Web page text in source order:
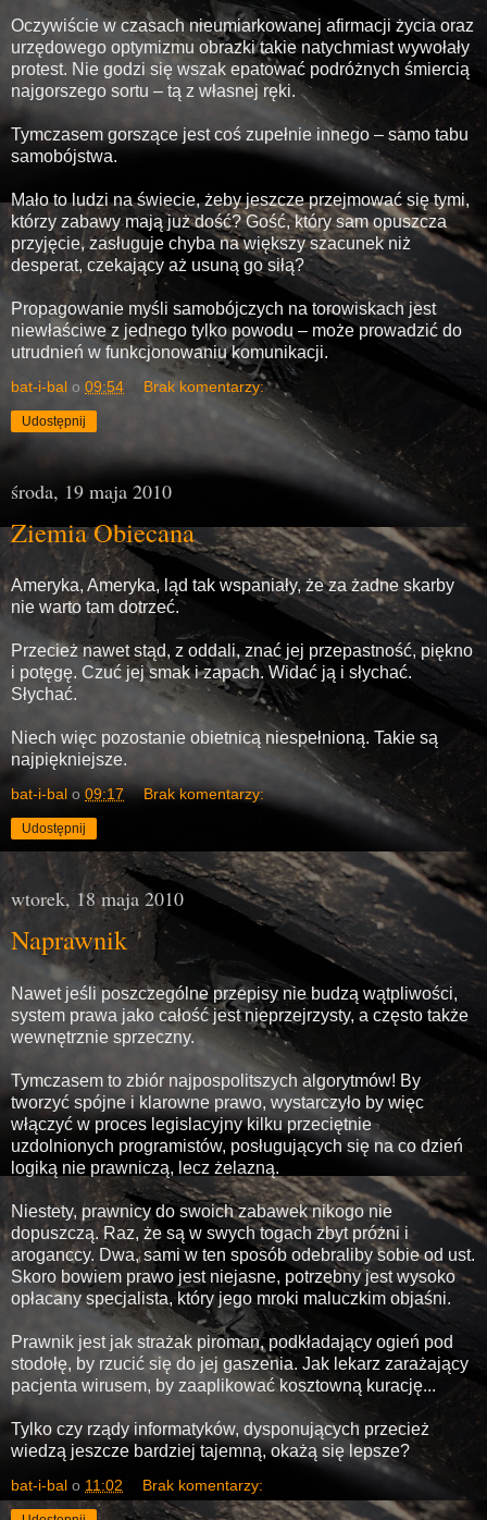
Oczywiście w czasach nieumiarkowanej afirmacji życia oraz
urzędowego optymizmu obrazki takie natychmiast wywołały
protest. Nie godzi się wszak epatować podróżnych śmiercią
najgorszego sortu – tą z własnej ręki.
Tymczasem gorszące jest coś zupełnie innego – samo tabu
samobójstwa.
Mało to ludzi na świecie, żeby jeszcze przejmować się tymi,
którzy zabawy mają już dość? Gość, który sam opuszcza
przyjęcie, zasługuje chyba na większy szacunek niż
desperat, czekający aż usuną go siłą?
Propagowanie myśli samobójczych na torowiskach jest
niewłaściwe z jednego tylko powodu – może prowadzić do
utrudnień w funkcjonowaniu komunikacji.
bat-i-bal o 09:54 Brak komentarzy:
Udostępnij
środa, 19 maja 2010
Ziemia Obiecana
Ameryka, Ameryka, ląd tak wspaniały, że za żadne skarby
nie warto tam dotrzeć.
Przecież nawet stąd, z oddali, znać jej przepastność, piękno
i potęgę. Czuć jej smak i zapach. Widać ją i słychać.
Słychać.
Niech więc pozostanie obietnicą niespełnioną. Takie są
najpiękniejsze.
bat-i-bal o 09:17 Brak komentarzy:
Udostępnij
wtorek, 18 maja 2010
Naprawnik
Nawet jeśli poszczególne przepisy nie budzą wątpliwości,
system prawa jako całość jest nieprzejrzysty, a często także
wewnętrznie sprzeczny.
Tymczasem to zbiór najpospolitszych algorytmów! By
tworzyć spójne i klarowne prawo, wystarczyło by więc
włączyć w proces legislacyjny kilku przeciętnie
uzdolnionych programistów, posługujących się na co dzień
logiką nie prawniczą, lecz żelazną.
Niestety, prawnicy do swoich zabawek nikogo nie
dopuszczą. Raz, że są w swych togach zbyt próżni i
aroganccy. Dwa, sami w ten sposób odebraliby sobie od ust.
Skoro bowiem prawo jest niejasne, potrzebny jest wysoko
opłacany specjalista, który jego mroki maluczkim objaśni.
Prawnik jest jak strażak piroman, podkładający ogień pod
stodołę, by rzucić się do jej gaszenia. Jak lekarz zarażający
pacjenta wirusem, by zaaplikować kosztowną kurację...
Tylko czy rządy informatyków, dysponujących przecież
wiedzą jeszcze bardziej tajemną, okażą się lepsze?
bat-i-bal o 11:02 Brak komentarzy: